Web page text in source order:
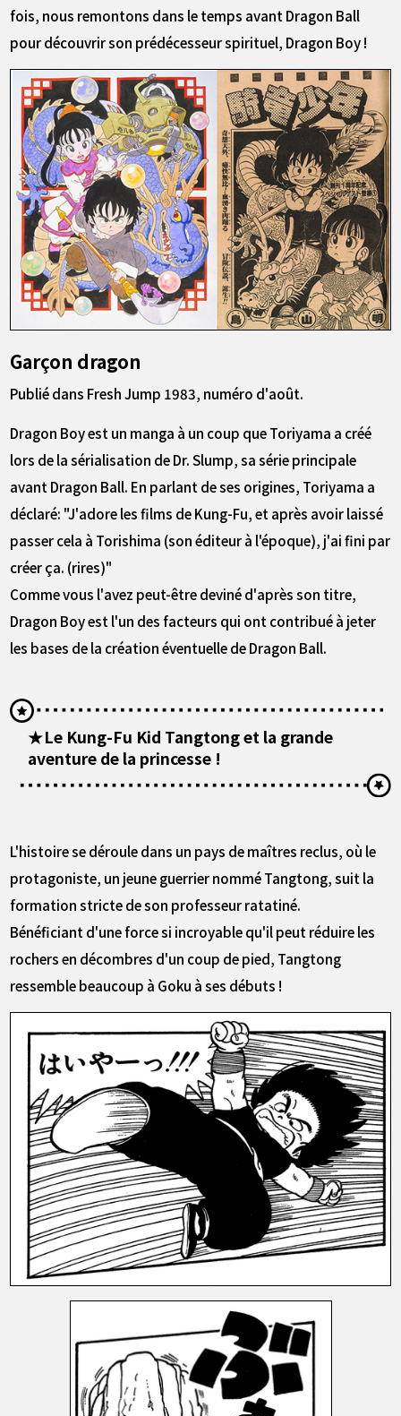
fois, nous remontons dans le temps avant Dragon Ball
pour découvrir son prédécesseur spirituel, Dragon Boy !
Garçon dragon
Publié dans Fresh Jump 1983, numéro d'août.
Dragon Boy est un manga à un coup que Toriyama a créé
lors de la sérialisation de Dr. Slump, sa série principale
avant Dragon Ball. En parlant de ses origines, Toriyama a
déclaré: "J'adore les films de Kung-Fu, et après avoir laissé
passer cela à Torishima (son éditeur à l'époque), j'ai fini par
créer ça. (rires)"
Comme vous l'avez peut-être deviné d'après son titre,
Dragon Boy est l'un des facteurs qui ont contribué à jeter
les bases de la création éventuelle de Dragon Ball.
★Le Kung-Fu Kid Tangtong et la grande
aventure de la princesse !
L'histoire se déroule dans un pays de maîtres reclus, où le
protagoniste, un jeune guerrier nommé Tangtong, suit la
formation stricte de son professeur ratatiné.
Bénéficiant d'une force si incroyable qu'il peut réduire les
rochers en décombres d'un coup de pied, Tangtong
ressemble beaucoup à Goku à ses débuts !